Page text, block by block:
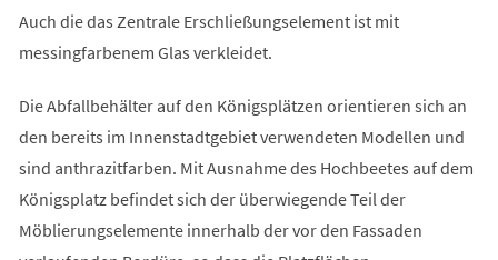
Auch die das Zentrale Erschließungselement ist mit
messingfarbenem Glas verkleidet.
Die Abfallbehälter auf den Königsplätzen orientieren sich an
den bereits im Innenstadtgebiet verwendeten Modellen und
sind anthrazitfarben. Mit Ausnahme des Hochbeetes auf dem
Königsplatz befindet sich der überwiegende Teil der
Möblierungselemente innerhalb der vor den Fassaden